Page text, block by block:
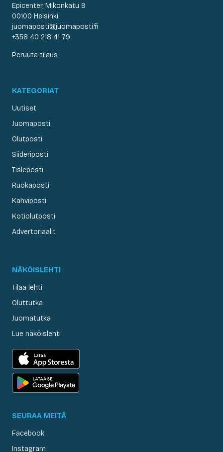
Epicenter, Mikonkatu 9
00100 Helsinki
juomaposti@juomaposti.fi
+358 40 218 41 79
Peruuta tilaus
KATEGORIAT
Uutiset
Juomaposti
Olutposti
Siideriposti
Tisleposti
Ruokaposti
Kahviposti
Kotiolutposti
Advertoriaalit
NÄKÖISLEHTI
Tilaa lehti
Oluttutka
Juomatutka
Lue näköislehti
SEURAA MEITÄ
Facebook
Instagram